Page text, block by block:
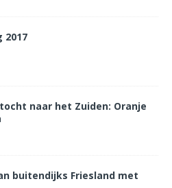
2017
naar het Zuiden: Oranje
buitendijks Friesland met